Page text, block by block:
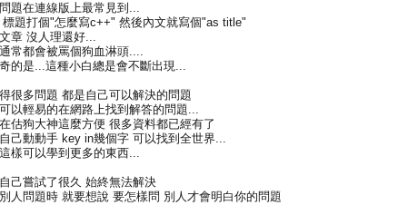
題在連線版上最常見到...
標題打個"怎麼寫c++" 然後內文就寫個"as title"
章 沒人理還好...
常都會被罵個狗血淋頭....
的是...這種小白總是會不斷出現...
很多問題 都是自己可以解決的問題
以輕易的在網路上找到解答的問題...
估狗大神這麼方便 很多資料都已經有了
己動動手 key in幾個字 可以找到全世界...
樣可以學到更多的東西...
己嘗試了很久 始終無法解決
人問題時 就要想說 要怎樣問 別人才會明白你的問題